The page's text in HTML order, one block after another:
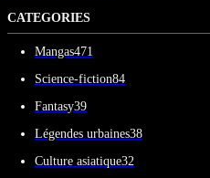
CATEGORIES
Mangas471
Science-fiction84
Fantasy39
Légendes urbaines38
Culture asiatique32